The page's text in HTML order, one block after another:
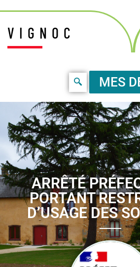
VIGNOC
MES
ARRÊTÉ
PORTANT
D’USAGE DES